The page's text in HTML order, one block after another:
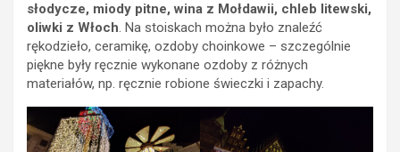
słodycze, miody pitne, wina z Mołdawii, chleb litewski,
oliwki z Włoch. Na stoiskach można było znaleźć
rękodzieło, ceramikę, ozdoby choinkowe – szczególnie
piękne były ręcznie wykonane ozdoby z różnych
materiałów, np. ręcznie robione świeczki i zapachy.